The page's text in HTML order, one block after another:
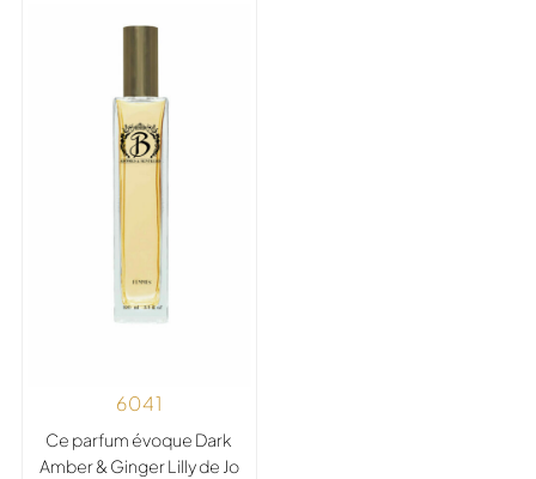
6041
Ce parfum évoque Dark
Amber & Ginger Lilly de Jo